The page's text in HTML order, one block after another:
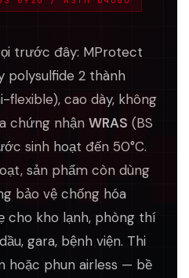
trước đây: MProtect
polysulfide 2 thành
flexible), cao dày, không
chứng nhận WRAS (BS
sinh hoạt đến 50°C.
sản phẩm còn dùng
bảo vệ chống hóa
cho kho lạnh, phòng thí
gara, bệnh viện. Thi
hoặc phun airless — bề